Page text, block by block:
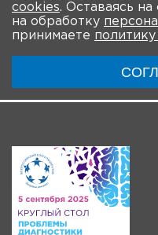
cookies. Оставаясь на
на обработку
принимаете
О мероприятии